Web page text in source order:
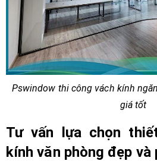
Pswindow thi công vách kính
giá tốt
Tư vấn lựa chọn
kính văn phòng đẹp và